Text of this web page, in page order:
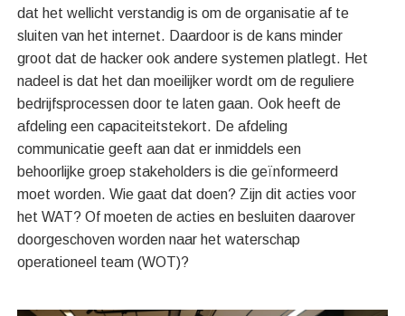
dat het wellicht verstandig is om de organisatie af te
sluiten van het internet. Daardoor is de kans minder
groot dat de hacker ook andere systemen platlegt. Het
nadeel is dat het dan moeilijker wordt om de reguliere
bedrijfsprocessen door te laten gaan. Ook heeft de
afdeling een capaciteitstekort. De afdeling
communicatie geeft aan dat er inmiddels een
behoorlijke groep stakeholders is die geïnformeerd
moet worden. Wie gaat dat doen? Zijn dit acties voor
het WAT? Of moeten de acties en besluiten daarover
doorgeschoven worden naar het waterschap
operationeel team (WOT)?